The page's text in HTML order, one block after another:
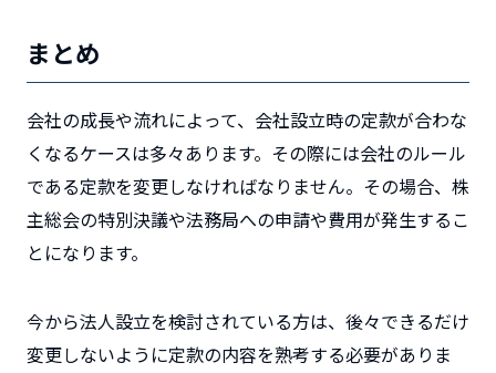
まとめ
会社の成長や流れによって、会社設立時の定款が合わな
くなるケースは多々あります。その際には会社のルール
である定款を変更しなければなりません。その場合、株
主総会の特別決議や法務局への申請や費用が発生するこ
とになります。
今から法人設立を検討されている方は、後々できるだけ
変更しないように定款の内容を熟考する必要がありま